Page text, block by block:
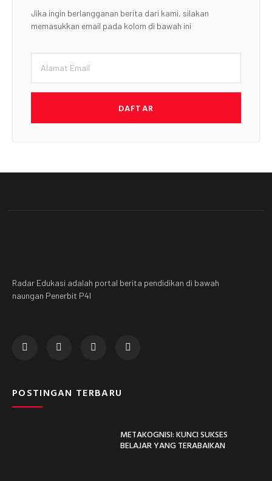
Jika ingin berlangganan berita dari kami, silakan
memasukkan email pada kolom di bawah ini
DAFTAR
Radar Edukasi adalah portal berita pendidikan di bawah
naungan Penerbit P4I
POSTINGAN TERBARU
METAKOGNISI: KUNCI SUKSES
BELAJAR YANG TERABAIKAN